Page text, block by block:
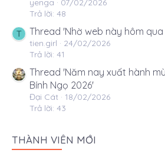
yenga
07/02/2026
Trả lời: 48
T Thread 'Nhờ web này hôm
tien.girl
24/02/2026
Trả lời: 41
Thread 'Năm nay xuất hành
Bính Ngọ 2026'
Đại Cát
18/02/2026
Trả lời: 43
THÀNH VIÊN MỚI